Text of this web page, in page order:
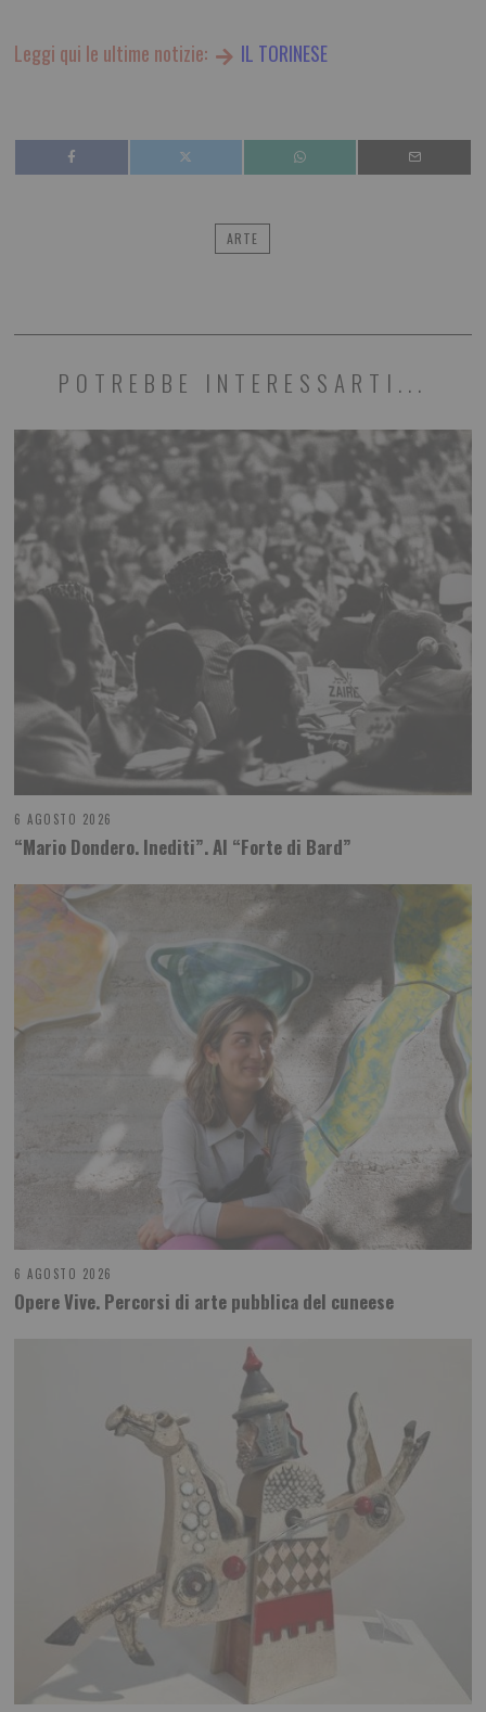
Leggi qui le ultime notizie: IL TORINESE
ARTE
POTREBBE INTERESSARTI...
6 AGOSTO 2026
“Mario Dondero. Inediti”. Al “Forte di Bard”
6 AGOSTO 2026
Opere Vive. Percorsi di arte pubblica del cuneese